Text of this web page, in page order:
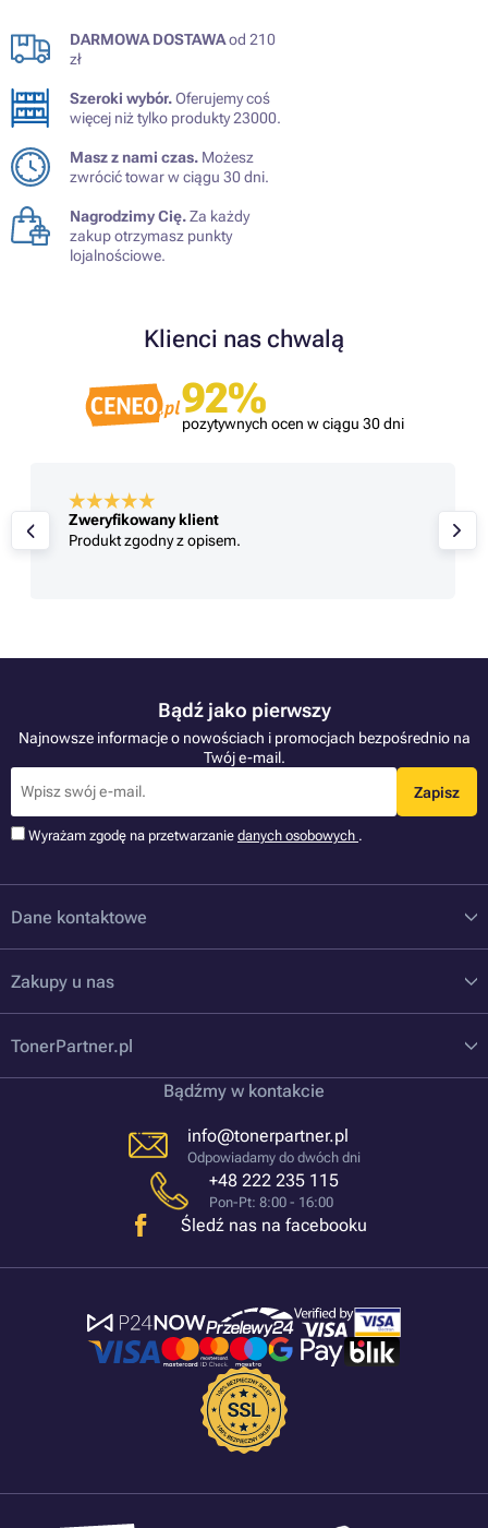
DARMOWA DOSTAWAod 210
zł
Szeroki wybór.Oferujemy coś
więcej niż tylko produkty 23000.
Masz z nami czas. Możesz
zwrócić towar w ciągu 30 dni.
Nagrodzimy Cię.Za każdy
zakup otrzymasz punkty
lojalnościowe.
Klienci nas chwalą
92%
pozytywnych ocen w ciągu 30 dni
Zweryfikowany klient
Produkt zgodny z opisem.
Bądź jako pierwszy
Najnowsze informacje o nowościach i promocjach bezpośrednio na
Twój e-mail.
Zapisz
Wyrażam zgodę na przetwarzanie danych osobowych .
Dane kontaktowe
Zakupy u nas
TonerPartner.pl
Bądźmy w kontakcie
info@tonerpartner.pl
Odpowiadamy do dwóch dni
+48 222 235 115
Pon-Pt: 8:00 - 16:00
Śledź nas na facebooku